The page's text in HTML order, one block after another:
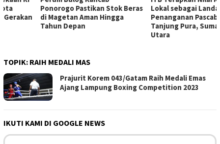
Ponorogo Pastikan Stok Beras
di Magetan Aman Hingga
Tahun Depan
Lokal sebagai Landasan
Penanganan Pascabencana di
Tanjung Pura, Sumatera
TOPIK: RAIH MEDALI MAS
Prajurit Korem 043/Gatam Raih Medali Emas
Ajang Lampung Boxing Competition 2023
IKUTI KAMI DI GOOGLE NEWS